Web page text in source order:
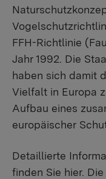
FFH-Richtlinie
Jahr 1992. Die
haben sich damit
Vielfalt in Europa
Aufbau eines
europäischer
Detaillierte
finden Sie hier.